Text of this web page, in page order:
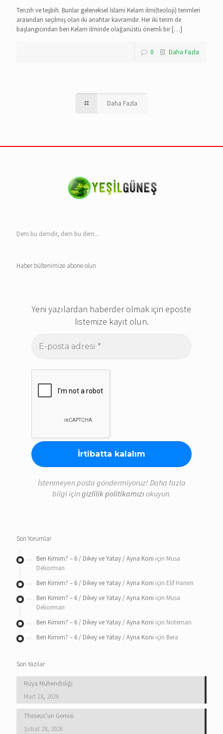
Tenzih ve teşbih. Bunlar geleneksel İslami Kelam ilmi(teoloji) terimleri
arasından seçilmiş olan iki anahtar kavramdır. Her iki terim de
başlangıcından beri Kelam ilminde olağanüstü önemli bir[…]
0 Daha Fazla
Daha Fazla
Dem bu demdir, dem bu dem...
Haber bültenimize abone olun
Yeni yazılardan haberder olmak için eposte
listemize kayıt olun.
posta
İstenmeyen posta göndermiyoruz! Daha fazla
bilgi içingizlilik politikamızıokuyun.
Son Yorumlar
Ben Kimim? – 6 / Dikey ve Yatay / Ayna Koni için Musa
Deliorman
Ben Kimim? – 6 / Dikey ve Yatay / Ayna Koni için Elif Hanım
Ben Kimim? – 6 / Dikey ve Yatay / Ayna Koni için Musa
Deliorman
Ben Kimim? – 6 / Dikey ve Yatay / Ayna Koni için Noteman
Ben Kimim? – 6 / Dikey ve Yatay / Ayna Koni için Bera
Son Yazılar
Rüya Mühendisliği
Mart 18, 2026
Theseus’un Gemisi
Şubat 28, 2026